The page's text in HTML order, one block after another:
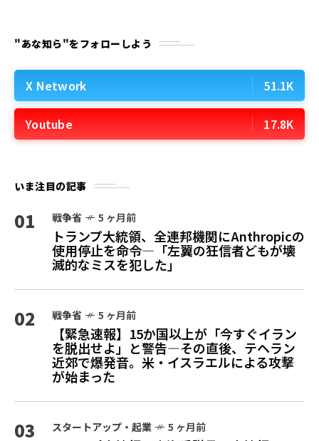
"あな知ら"をフォローしよう
X Network 51.1K
Youtube 17.8K
いま注目の記事
01 戦争省 5 ヶ月前
トランプ大統領、全連邦機関にAnthropicの
使用停止を命令—「左翼の狂信者どもが壊
滅的なミスを犯した」
02 戦争省 5 ヶ月前
【緊急速報】15か国以上が「今すぐイラン
を脱出せよ」と警告—その直後、テヘラン
近郊で爆発音。米・イスラエルによる攻撃
が始まった
03 スタートアップ・起業 5 ヶ月前